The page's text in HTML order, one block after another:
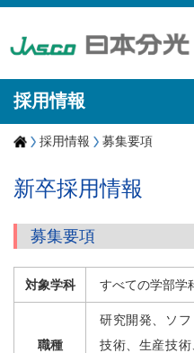
採用情報
採用情報 募集要項
新卒採用情報
募集要項
対象学科 すべての学部学
職種
研究開発、ソ
技術、生産技